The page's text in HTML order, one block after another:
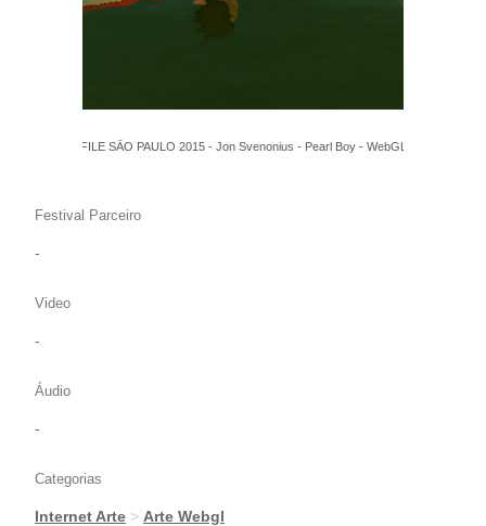
FILE SÃO PAULO 2015 - Jon Svenonius - Pearl Boy - WebGL
Festival Parceiro
-
Video
-
Áudio
-
Categorias
Internet Arte > Arte Webgl